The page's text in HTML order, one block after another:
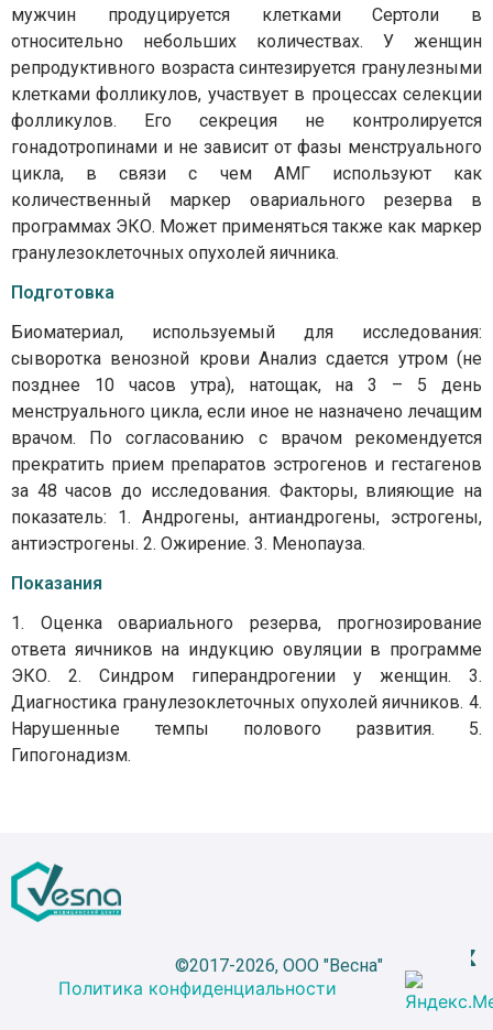
мужчин продуцируется клетками Сертоли в
относительно небольших количествах. У женщин
репродуктивного возраста синтезируется гранулезными
клетками фолликулов, участвует в процессах селекции
фолликулов. Его секреция не контролируется
гонадотропинами и не зависит от фазы менструального
цикла, в связи с чем АМГ используют как
количественный маркер овариального резерва в
программах ЭКО. Может применяться также как маркер
гранулезоклеточных опухолей яичника.
Подготовка
Биоматериал, используемый для исследования:
сыворотка венозной крови Анализ сдается утром (не
позднее 10 часов утра), натощак, на 3 – 5 день
менструального цикла, если иное не назначено лечащим
врачом. По согласованию с врачом рекомендуется
прекратить прием препаратов эстрогенов и гестагенов
за 48 часов до исследования. Факторы, влияющие на
показатель: 1. Андрогены, антиандрогены, эстрогены,
антиэстрогены. 2. Ожирение. 3. Менопауза.
Показания
1. Оценка овариального резерва, прогнозирование
ответа яичников на индукцию овуляции в программе
ЭКО. 2. Синдром гиперандрогении у женщин. 3.
Диагностика гранулезоклеточных опухолей яичников. 4.
Нарушенные темпы полового развития. 5.
Гипогонадизм.
©2017-2026, ООО "Весна"
Политика конфиденциальности